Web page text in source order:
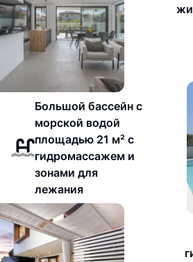
Большой бассейн с
морской водой
площадью 21 м² с
гидромассажем и
зонами для
лежания